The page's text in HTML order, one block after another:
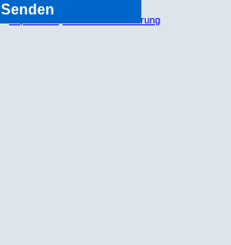
Senden
Datenschutzerklärung